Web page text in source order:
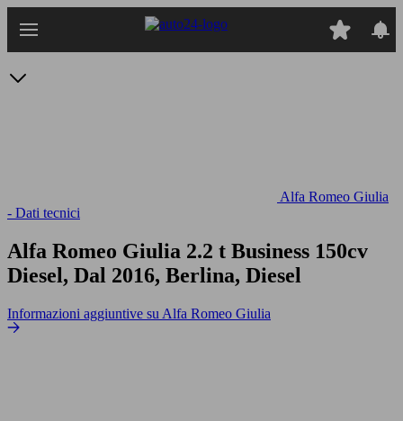
Alfa Romeo Giulia
- Dati tecnici
Alfa Romeo Giulia 2.2 t Business 150cv
Diesel, Dal 2016, Berlina, Diesel
Informazioni aggiuntive su Alfa Romeo Giulia